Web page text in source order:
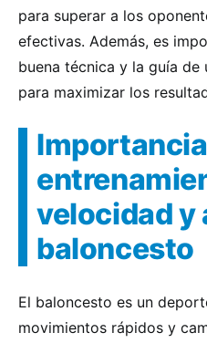
para superar a los
efectivas. Además, es
buena técnica y la guía
para maximizar los
velocidad y
baloncesto
El baloncesto es un
movimientos rápidos y